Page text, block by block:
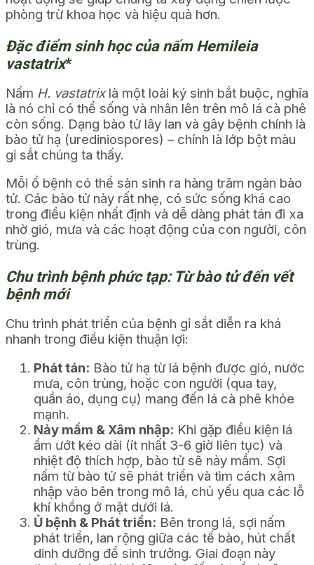
phòng trừ khoa học và hiệu quả hơn.
Đặc điểm sinh học của nấm Hemileia
vastatrix*
Nấm H. vastatrixlà một loài ký sinh bắt buộc, nghĩa
là nó chỉ có thể sống và nhân lên trên mô lá cà phê
còn sống. Dạng bào tử lây lan và gây bệnh chính là
bào tử hạ (urediniospores) – chính là lớp bột màu
gỉ sắt chúng ta thấy.
Mỗi ổ bệnh có thể sản sinh ra hàng trăm ngàn bào
tử. Các bào tử này rất nhẹ, có sức sống khá cao
trong điều kiện nhất định và dễ dàng phát tán đi xa
nhờ gió, mưa và các hoạt động của con người, côn
trùng.
Chu trình bệnh phức tạp: Từ bào tử đến vết
bệnh mới
Chu trình phát triển của bệnh gỉ sắt diễn ra khá
nhanh trong điều kiện thuận lợi:
Phát tán: Bào tử hạ từ lá bệnh được gió, nước
mưa, côn trùng, hoặc con người (qua tay,
quần áo, dụng cụ) mang đến lá cà phê khỏe
mạnh.
Nảy mầm & Xâm nhập: Khi gặp điều kiện lá
ẩm ướt kéo dài (ít nhất 3-6 giờ liên tục) và
nhiệt độ thích hợp, bào tử sẽ nảy mầm. Sợi
nấm từ bào tử sẽ phát triển và tìm cách xâm
nhập vào bên trong mô lá, chủ yếu qua các lỗ
khí khổng ở mặt dưới lá.
Ủ bệnh & Phát triển: Bên trong lá, sợi nấm
phát triển, lan rộng giữa các tế bào, hút chất
dinh dưỡng để sinh trưởng. Giai đoạn này